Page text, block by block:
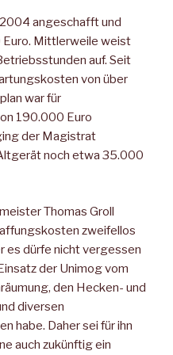
angeschafft und
Mittlerweile weist
auf. Seit
von über
war für
190.000 Euro
der Magistrat
noch etwa 35.000
Thomas Groll
zweifellos
es dürfe nicht vergessen
der Unimog vom
den Hecken- und
diversen
habe. Daher sei für ihn
auch zukünftig ein